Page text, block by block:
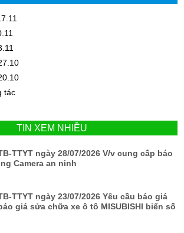
tác
TIN XEM NHIỀU
TTYT ngày 28/07/2026 V/v cung cấp báo
Camera an ninh
TTYT ngày 23/07/2026 Yêu cầu báo giá
giá sửa chữa xe ô tô MISUBISHI biển số